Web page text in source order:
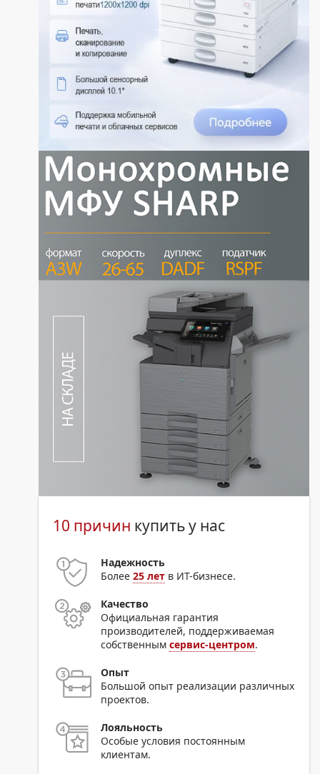
10 причин купить у нас
Надежность
Более25 лет в ИТ-бизнесе.
Качество
Официальная гарантия
производителей, поддерживаемая
собственнымсервис-центром.
Опыт
Большой опыт реализации различных
проектов.
Лояльность
Особые условия постоянным
клиентам.